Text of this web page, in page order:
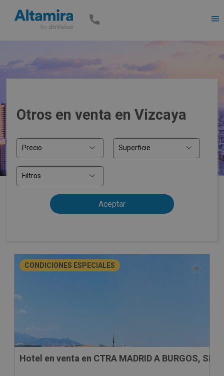
Otros en venta en Vizcaya
Precio Superficie
Filtros
CONDICIONES ESPECIALES
Hotel en venta en CTRA MADRID A BURGOS, SN